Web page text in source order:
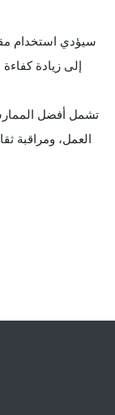
سيؤدي استخدام
إلى زيادة
تشمل أفضل
العمل، ومراقبة